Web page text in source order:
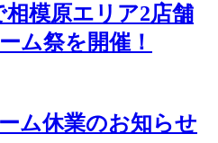
相模原エリア2店舗
ム祭を開催！
ム休業のお知らせ